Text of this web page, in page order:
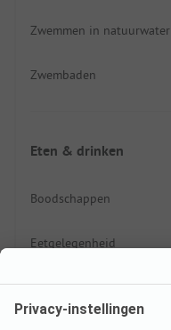
Zwemmen in natuurwater
Zwembaden
Eten & drinken
Boodschappen
Eetgelegenheid
Prijzen